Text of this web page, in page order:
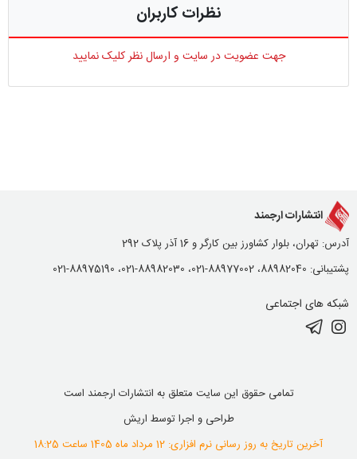
نظرات کاربران
جهت عضویت در سایت و ارسال نظر کلیک نمایید
انتشارات ارجمند
آدرس: تهران، بلوار کشاورز بین کارگر و 16 آذر پلاک 292
پشتیبانی: 88982040، 88977002-021، 88982030-021، 88975190-021
شبکه های اجتماعی
تمامی حقوق این سایت متعلق به انتشارات ارجمند است
طراحی و اجرا توسط اریش
آخرین تاریخ به روز رسانی نرم افزاری: 12 مرداد ماه 1405 ساعت 18:25